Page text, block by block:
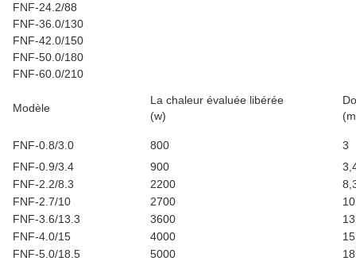
FNF-24.2/88
FNF-36.0/130
FNF-42.0/150
FNF-50.0/180
FNF-60.0/210
Modèle
La chaleur évaluée libérée
(w)
FNF-0.8/3.0 800
3
FNF-0.9/3.4
900
FNF-2.2/8.3
2200
FNF-2.7/10
2700
10
FNF-3.6/13.3
3600
FNF-4.0/15
4000
15
FNF-5.0/18.5
5000